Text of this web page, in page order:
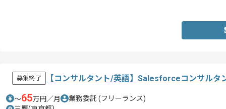
募集終了 【コンサルタント/英語】Salesforceコンサルタ
〜65万円／月 業務委託 (フリーランス)